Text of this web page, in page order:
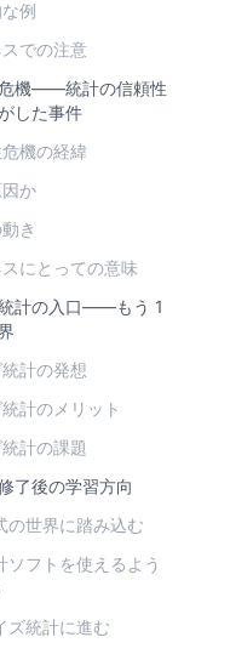
例
での注意
機——統計の信頼性
した事件
機の経緯
か
き
にとっての意味
計の入口——もう 1
計の発想
計のメリット
計の課題
了後の学習方向
世界に踏み込む
フトを使えるよう
統計に進む